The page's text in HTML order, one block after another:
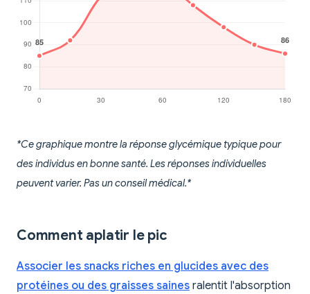
*Ce graphique montre la réponse glycémique typique pour
des individus en bonne santé. Les réponses individuelles
peuvent varier. Pas un conseil médical.*
Comment aplatir le pic
Associer les snacks riches en glucides avec des
protéines ou des graisses saines ralentit l'absorption